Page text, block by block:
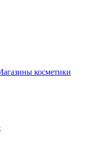
косметики